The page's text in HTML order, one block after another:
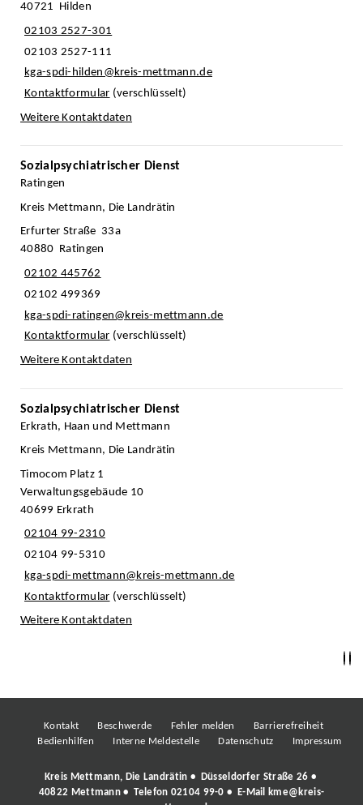
40721 Hilden
02103 2527-301
02103 2527-111
kga-spdi-hilden@kreis-mettmann.de
Kontaktformular (verschlüsselt)
Weitere Kontaktdaten
Sozialpsychiatrischer Dienst
Ratingen
Kreis Mettmann, Die Landrätin
Erfurter Straße 33a
40880 Ratingen
02102 445762
02102 499369
kga-spdi-ratingen@kreis-mettmann.de
Kontaktformular (verschlüsselt)
Weitere Kontaktdaten
Sozialpsychiatrischer Dienst
Erkrath, Haan und Mettmann
Kreis Mettmann, Die Landrätin
Timocom Platz 1
Verwaltungsgebäude 10
40699 Erkrath
02104 99-2310
02104 99-5310
kga-spdi-mettmann@kreis-mettmann.de
Kontaktformular (verschlüsselt)
Weitere Kontaktdaten
Kontakt Beschwerde Fehler melden
Barrierefreiheit
Bedienhilfen
Interne Meldestelle Datenschutz Impressum
Kreis Mettmann, Die Landrätin • Düsseldorfer Straße 26 •
40822 Mettmann • Telefon 02104 99-0 • E-Mail
kme@kreis-